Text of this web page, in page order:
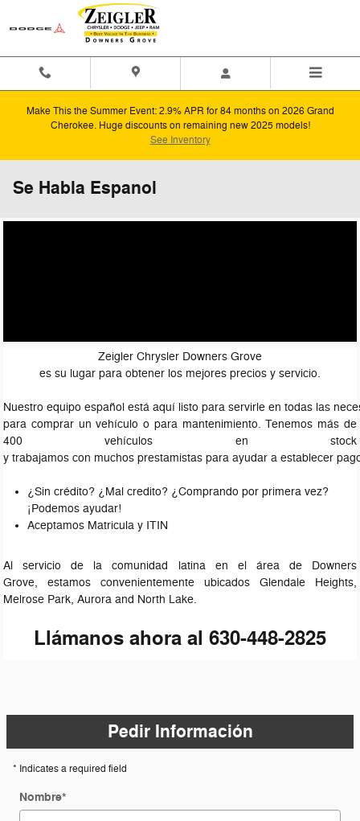
Skip to main content
Make This the Summer Event: 2.9% APR for 84 months on 2026 Grand
Cherokee. Huge discounts on remaining new 2025 models!
See Inventory
Se Habla Espanol
Zeigler Chrysler Downers Grove
es su lugar para obtener los mejores precios y servicio.
Nuestro equipo español está aquí listo para servirle en todas las
para comprar un vehículo o para mantenimiento. Tenemos más de
400 vehículos en stock
y trabajamos con muchos prestamistas para ayudar a establecer
¿Sin crédito? ¿Mal credito? ¿Comprando por primera vez?
¡Podemos ayudar!
Aceptamos Matricula y ITIN
Al servicio de la comunidad latina en el área de Downers
Grove, estamos convenientemente ubicados Glendale Heights,
Melrose Park, Aurora and North Lake.
Llámanos ahora al 630-448-2825
Pedir Información
* Indicates a required field
Nombre*